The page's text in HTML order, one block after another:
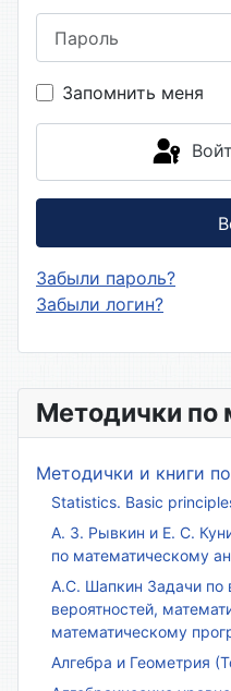
Методички по
Методички и книги
Statistics. Basic
А. З. Рывкин и Е. С.
по математическому
А.С. Шапкин Задачи по
вероятностей,
математическому
Алгебра и Геометрия
Запомнить меня
Забыли пароль?
Забыли логин?